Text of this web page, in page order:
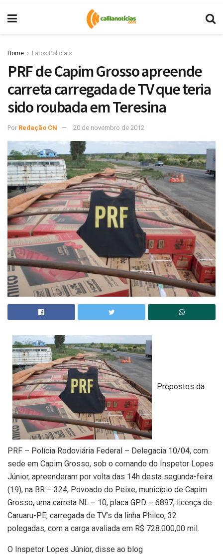
Home Fatos Policiais
PRF de Capim Grosso apreende
carreta carregada de TV que teria
sido roubada em Teresina
Por Redação CN 20 de novembro de 2012
Prepostos da
PRF – Polícia Rodoviária Federal – Delegacia 10/04, com
sede em Capim Grosso, sob o comando do Inspetor Lopes
Júnior, apreenderam por volta das 14h desta segunda-feira
(19), na BR – 324, Povoado do Peixe, município de Capim
Grosso, uma carreta NL – 10, placa GPD – 6897, licença de
Caruaru-PE, carregada de TV’s da linha Philco, 32
polegadas, com a carga avaliada em R$ 728.000,00 mil.
O Inspetor Lopes Júnior, disse ao blog